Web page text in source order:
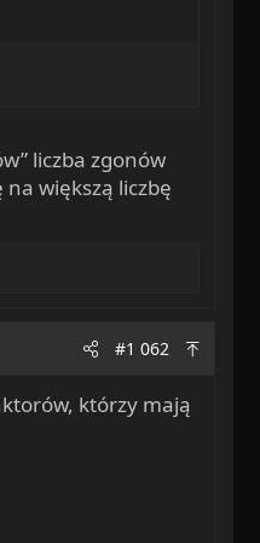
liczba zgonów
większą liczbę
#1 062
którzy mają